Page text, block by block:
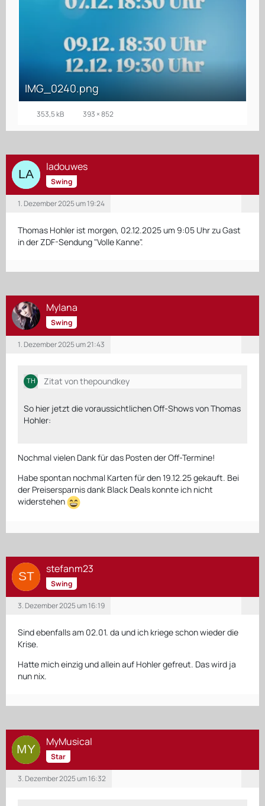
IMG_0240.png
353,5 kB 393 × 852
ladouwes
Swing
1. Dezember 2025 um 19:24
Thomas Hohler ist morgen, 02.12.2025 um 9:05 Uhr zu Gast
in der ZDF-Sendung "Volle Kanne".
Mylana
Swing
1. Dezember 2025 um 21:43
Zitat von thepoundkey
So hier jetzt die voraussichtlichen Off-Shows von Thomas
Hohler:
Nochmal vielen Dank für das Posten der Off-Termine!
Habe spontan nochmal Karten für den 19.12.25 gekauft. Bei
der Preisersparnis dank Black Deals konnte ich nicht
widerstehen
stefanm23
Swing
3. Dezember 2025 um 16:19
Sind ebenfalls am 02.01. da und ich kriege schon wieder die
Krise.
Hatte mich einzig und allein auf Hohler gefreut. Das wird ja
nun nix.
MyMusical
Star
3. Dezember 2025 um 16:32